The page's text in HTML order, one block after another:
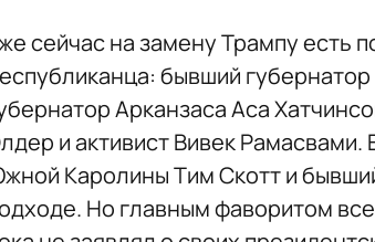
сейчас на замену Трампу есть
бывший
Арканзаса Аса
и активист Вивек
Каролины Тим Скотт и
Но главным фаворитом